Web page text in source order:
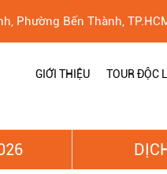
Phường Bến Thành,
GIỚI THIỆU TOUR ĐỘC